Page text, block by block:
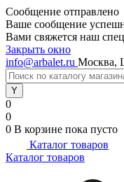
Сообщение отправлено
Ваше сообщение
Вами свяжется наш
Закрыть окно
info@arbalet.ru Москва,
0
0
0 В корзине пока пусто
Каталог товаров
Каталог товаров